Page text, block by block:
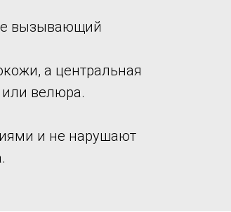
вызывающий
а центральная
велюра.
и не нарушают